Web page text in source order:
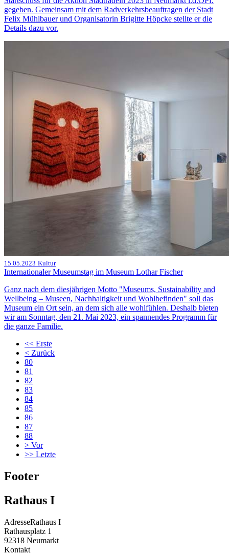
gegeben. Gemeinsam mit dem Radverkehrsbeauftragen der Stadt
Felix Mühlbauer und Organisatorin Brigitte Höpcke stellte er die
Details dazu vor.
15.05.2023 Kultur
Internationaler Museumstag im Museum Lothar Fischer
Ganz nach dem diesjährigen Motto "Museums, Sustainability and
Wellbeing – Museen, Nachhaltigkeit und Wohlbefinden" soll das
Museum ein Ort sein, an dem sich alle wohlfühlen. Deshalb bieten
wir am Sonntag, den 21. Mai 2023, ein spannendes Programm für
die ganze Familie.
<< Erste
< Zurück
80
81
82
83
84
85
86
87
88
> Vor
>> Letzte
Footer
Rathaus I
AdresseRathaus I
Rathausplatz 1
92318 Neumarkt
Kontakt